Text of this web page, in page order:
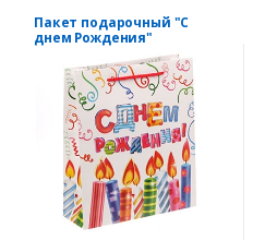
Пакет подарочный "С
днем Рождения"